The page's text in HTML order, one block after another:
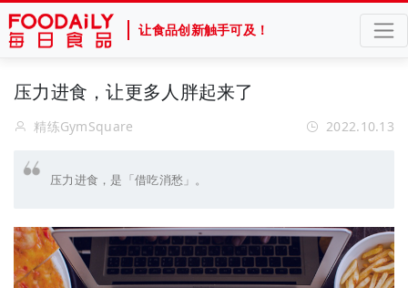
让食品创新触手可及！
压力进食，让更多人胖起来了
精练GymSquare 2022.10.13
压力进食，是「借吃消愁」​。